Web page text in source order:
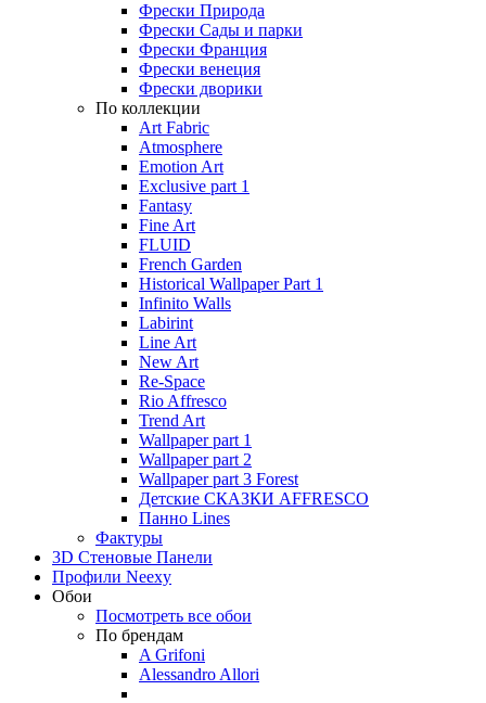
Фрески Природа
Фрески Сады и парки
Фрески Франция
Фрески венеция
Фрески дворики
По коллекции
Art Fabric
Atmosphere
Emotion Art
Exclusive part 1
Fantasy
Fine Art
FLUID
French Garden
Historical Wallpaper Part 1
Infinito Walls
Labirint
Line Art
New Art
Re-Space
Rio Affresco
Trend Art
Wallpaper part 1
Wallpaper part 2
Wallpaper part 3 Forest
Детские СКАЗКИ AFFRESCO
Панно Lines
Фактуры
3D Стеновые Панели
Профили Neexy
Обои
Посмотреть все обои
По брендам
A Grifoni
Alessandro Allori